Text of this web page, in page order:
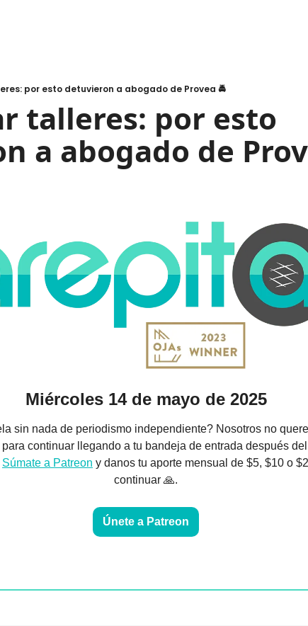
por esto detuvieron a abogado de Provea 🚔
talleres: por esto
a abogado de
Miércoles 14 de mayo de 2025
sin nada de periodismo independiente? Nosotros no
continuar llegando a tu bandeja de entrada después
Súmate a Patreon y danos tu aporte mensual de $5, $10 o
continuar 🙏.
Únete a Patreon